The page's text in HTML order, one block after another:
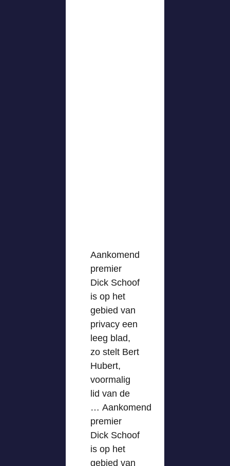
Aankomend
premier
Dick Schoof
is op het
gebied van
privacy een
leeg blad,
zo stelt Bert
Hubert,
voormalig
lid van de
… Aankomend
premier
Dick Schoof
is op het
gebied van